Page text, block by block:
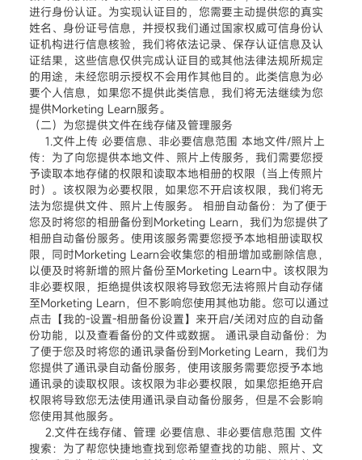
进行身份认证。为实现认证目的，您需要主动提供您的真实
姓名、身份证号信息，并授权我们通过国家权威可信身份认
证机构进行信息核验，我们将依法记录、保存认证信息及认
证结果，这些信息仅供完成认证目的或其他法律法规所规定
的用途，未经您明示授权不会用作其他目的。此类信息为必
要个人信息，如果您不提供此类信息，我们将无法继续为您
提供Morketing Learn服务。
（二）为您提供文件在线存储及管理服务
1.文件上传 必要信息、非必要信息范围 本地文件/照片上
传：为了向您提供本地文件、照片上传服务，我们需要您授
予读取本地存储的权限和读取本地相册的权限（当上传照片
时）。该权限为必要权限，如果您不开启该权限，我们将无
法为您提供文件、照片上传服务。 相册自动备份：为了便于
您及时将您的相册备份到Morketing Learn，我们为您提供了
相册自动备份服务。使用该服务需要您授予本地相册读取权
限，同时Morketing Learn会收集您的相册增加或删除信息，
以便及时将新增的照片备份至Morketing Learn中。该权限为
非必要权限，拒绝提供该权限将导致您无法将照片自动存储
至Morketing Learn，但不影响您使用其他功能。您可以通过
点击【我的-设置-相册备份设置】来开启/关闭对应的自动备
份功能，以及查看备份的文件或数据。 通讯录自动备份：为
了便于您及时将您的通讯录备份到Morketing Learn，我们为
您提供了通讯录自动备份服务，使用该服务需要您授予本地
通讯录的读取权限。该权限为非必要权限，如果您拒绝开启
权限将导致您无法使用通讯录自动备份服务，但是不会影响
您使用其他服务。
2.文件在线存储、管理 必要信息、非必要信息范围 文件
搜索：为了帮您快捷地查找到您希望查找的功能、照片、文